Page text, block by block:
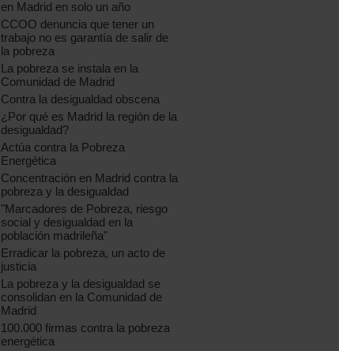
en Madrid en solo un año
CCOO denuncia que tener un
trabajo no es garantía de salir de
la pobreza
La pobreza se instala en la
Comunidad de Madrid
Contra la desigualdad obscena
¿Por qué es Madrid la región de la
desigualdad?
Actúa contra la Pobreza
Energética
Concentración en Madrid contra la
pobreza y la desigualdad
"Marcadores de Pobreza, riesgo
social y desigualdad en la
población madrileña"
Erradicar la pobreza, un acto de
justicia
La pobreza y la desigualdad se
consolidan en la Comunidad de
Madrid
100.000 firmas contra la pobreza
energética